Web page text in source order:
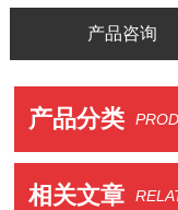
产品咨询
产品分类
相关文章